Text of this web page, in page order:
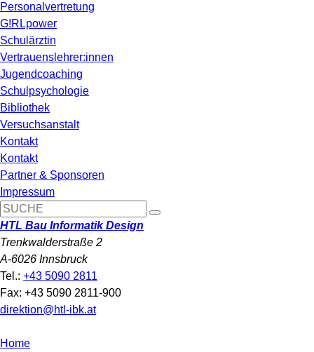
Personalvertretung
G!RLpower
Schulärztin
Vertrauenslehrer:innen
Jugendcoaching
Schulpsychologie
Bibliothek
Versuchsanstalt
Kontakt
Kontakt
Partner & Sponsoren
Impressum
HTL Bau Informatik Design
Trenkwalderstraße 2
A-6026 Innsbruck
Tel.: +43 5090 2811
Fax: +43 5090 2811-900
direktion@htl-ibk.at
Home